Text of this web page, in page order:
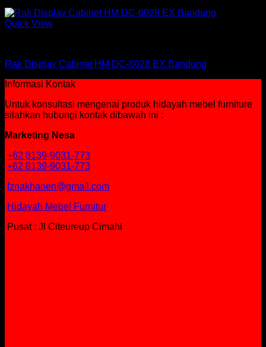
Quick View
Rak Display Cabinet HM DC-6028 EX Bandung
Informasi Kontak
Untuk konsultasi mengenai produk hidayah mebel furniture
silahkan hubungi kontak dibawah ini :
Marketing Nesa
+62 8139-9031-773
+62 8139-9031-773
fznakhanen@gmail.com
Hidayah Mebel Furnitur
Pusat : Jl Citeureup Cimahi